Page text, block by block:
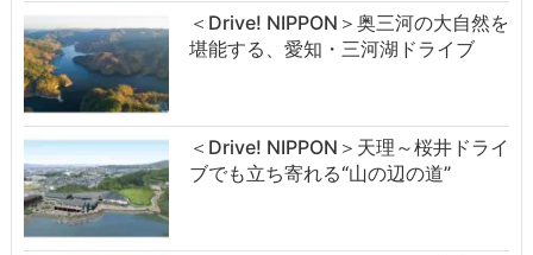
＜Drive! NIPPON＞奥三河の大自然を
堪能する、愛知・三河湖ドライブ
＜Drive! NIPPON＞天理～桜井ドライ
ブでも立ち寄れる“山の辺の道”